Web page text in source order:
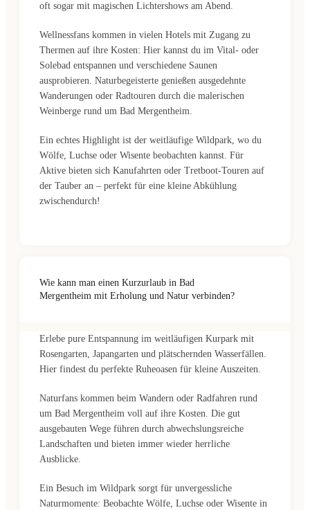
oft sogar mit magischen Lichtershows am Abend.
Wellnessfans kommen in vielen Hotels mit Zugang zu
Thermen auf ihre Kosten: Hier kannst du im Vital- oder
Solebad entspannen und verschiedene Saunen
ausprobieren. Naturbegeisterte genießen ausgedehnte
Wanderungen oder Radtouren durch die malerischen
Weinberge rund um Bad Mergentheim.
Ein echtes Highlight ist der weitläufige Wildpark, wo du
Wölfe, Luchse oder Wisente beobachten kannst. Für
Aktive bieten sich Kanufahrten oder Tretboot-Touren auf
der Tauber an – perfekt für eine kleine Abkühlung
zwischendurch!
Wie kann man einen Kurzurlaub in Bad
Mergentheim mit Erholung und Natur verbinden?
Erlebe pure Entspannung im weitläufigen Kurpark mit
Rosengarten, Japangarten und plätschernden Wasserfällen.
Hier findest du perfekte Ruheoasen für kleine Auszeiten.
Naturfans kommen beim Wandern oder Radfahren rund
um Bad Mergentheim voll auf ihre Kosten. Die gut
ausgebauten Wege führen durch abwechslungsreiche
Landschaften und bieten immer wieder herrliche
Ausblicke.
Ein Besuch im Wildpark sorgt für unvergessliche
Naturmomente: Beobachte Wölfe, Luchse oder Wisente in